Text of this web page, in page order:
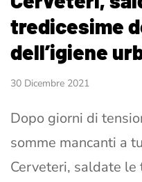
tredicesime
dell’igiene
30 Dicembre 2021
Dopo giorni di
somme mancanti a
Cerveteri, saldate